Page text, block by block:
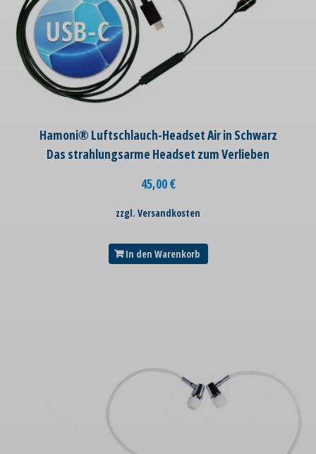
Hamoni® Luftschlauch-Headset Air in Schwarz
Das strahlungsarme Headset zum Verlieben
45,00€
zzgl. Versandkosten
In den Warenkorb